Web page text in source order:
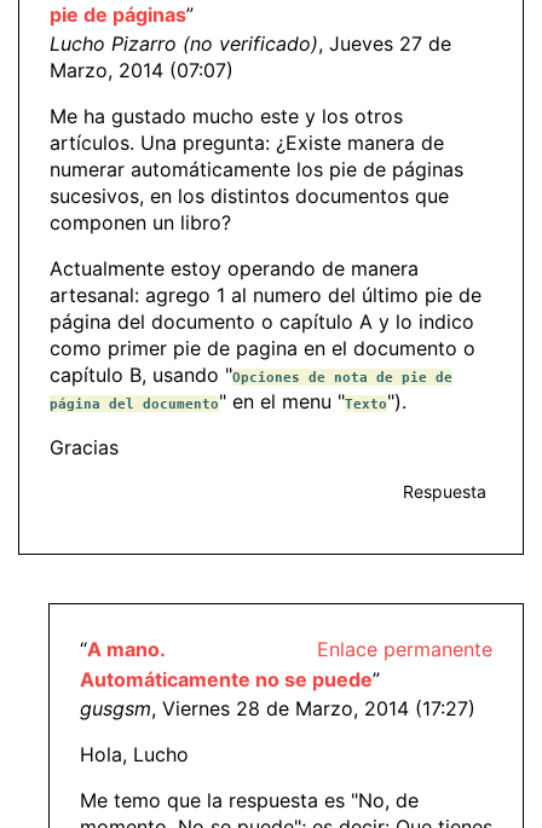
pie de páginas”
Lucho Pizarro (no verificado), Jueves 27 de
Marzo, 2014 (07:07)
Me ha gustado mucho este y los otros
artículos. Una pregunta: ¿Existe manera de
numerar automáticamente los pie de páginas
sucesivos, en los distintos documentos que
componen un libro?
Actualmente estoy operando de manera
artesanal: agrego 1 al numero del último pie de
página del documento o capítulo A y lo indico
como primer pie de pagina en el documento o
capítulo B, usando "Opciones de nota de pie de
página del documento" en el menu "Texto").
Gracias
Respuesta
Enlace permanente
“A mano.
Automáticamente no se puede”
gusgsm, Viernes 28 de Marzo, 2014 (17:27)
Hola, Lucho
Me temo que la respuesta es "No, de